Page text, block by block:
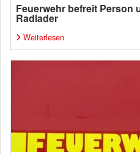
Feuerwehr befreit Person
Radlader
Weiterlesen